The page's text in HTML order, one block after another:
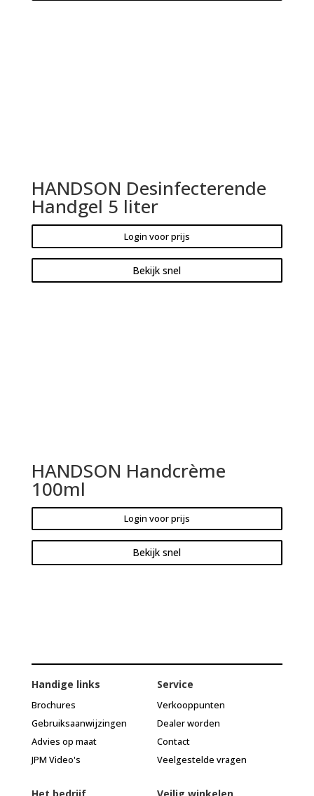
HANDSON Desinfecterende
Handgel 5 liter
Login voor prijs
Bekijk snel
HANDSON Handcrème
100ml
Login voor prijs
Bekijk snel
Handige links
Brochures
Gebruiksaanwijzingen
Advies op maat
JPM Video's
Service
Verkooppunten
Dealer worden
Contact
Veelgestelde vragen